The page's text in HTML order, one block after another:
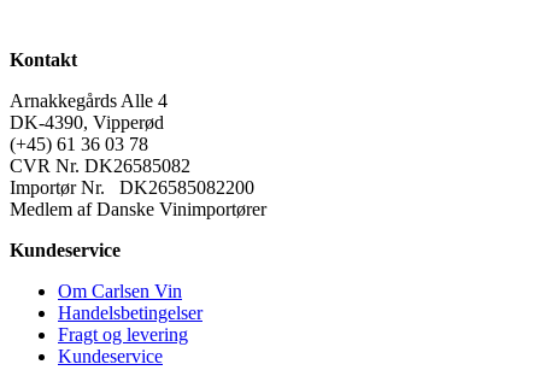
16g
Årgang
2015
og
2022
antal
Kontakt
Arnakkegårds Alle 4
DK-4390, Vipperød
(+45) 61 36 03 78
CVR Nr. DK26585082
Importør Nr. DK26585082200
Medlem af Danske Vinimportører
Kundeservice
Om Carlsen Vin
Handelsbetingelser
Fragt og levering
Kundeservice